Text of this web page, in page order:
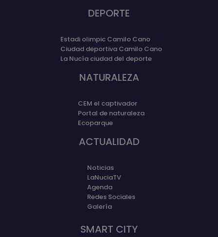
DEPORTE
Estadi olimpic Camilo Cano
Ciudad deportiva Camilo Cano
La Nucía ciudad del deporte
NATURALEZA
CEM el captivador
Portal de naturaleza
Ecoparque
ACTUALIDAD
Noticias
LaNuciaTV
Agenda
Redes Sociales
Galería
SMART CITY